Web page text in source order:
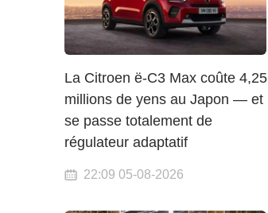
La Citroen ë-C3 Max coûte 4,25
millions de yens au Japon — et
se passe totalement de
régulateur adaptatif
22:09 05-08-2026